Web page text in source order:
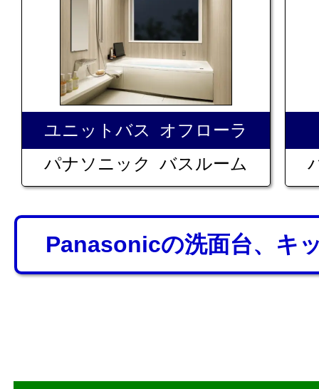
ユニットバス オフローラ
パナソニック バスルーム
Panasonicの洗面台、キ